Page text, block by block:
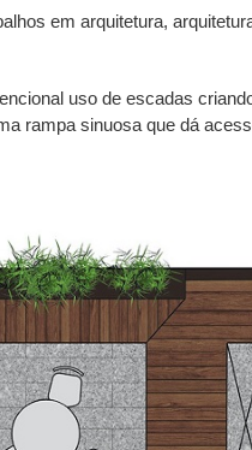
em arquitetura,
uso de escadas
rampa sinuosa que dá